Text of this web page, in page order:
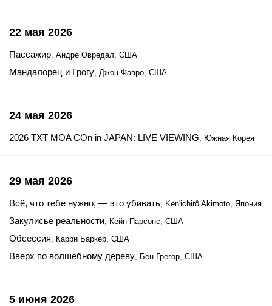
22 мая 2026
Пассажир, Андре Овредал, США
Мандалорец и Грогу, Джон Фавро, США
24 мая 2026
2026 TXT MOA COn in JAPAN: LIVE VIEWING, Южная Корея
29 мая 2026
Всё, что тебе нужно, — это убивать, Ken'ichirô Akimoto, Япония
Закулисье реальности, Кейн Парсонс, США
Обсессия, Карри Баркер, США
Вверх по волшебному дереву, Бен Грегор, США
5 июня 2026